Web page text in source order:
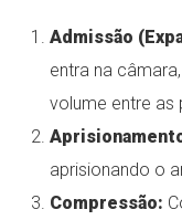
Admissão
entra na
volume entre as
aprisionando o
Compressão: